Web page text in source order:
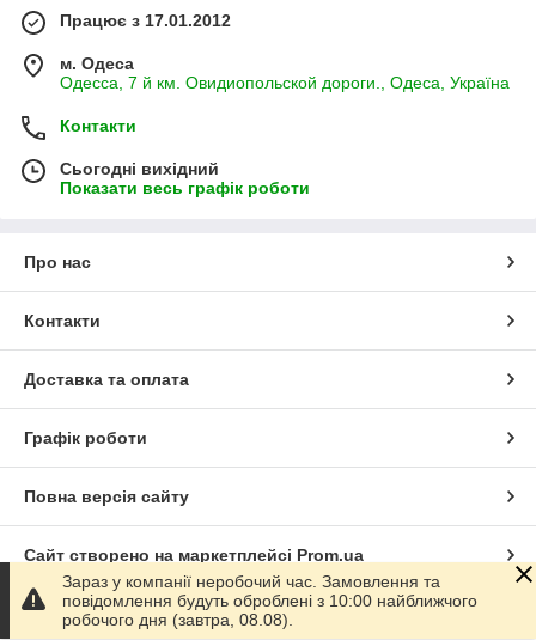
Працює з 17.01.2012
м. Одеса
Одесса, 7 й км. Овидиопольской дороги., Одеса, Україна
Контакти
Сьогодні вихідний
Показати весь графік роботи
Про нас
Контакти
Доставка та оплата
Графік роботи
Повна версія сайту
Сайт створено на маркетплейсі Prom.ua
Політика конфіденційності
Зараз у компанії неробочий час. Замовлення та
повідомлення будуть оброблені з 10:00 найближчого
робочого дня (завтра, 08.08).